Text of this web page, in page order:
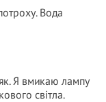
Вода
Я вмикаю лампу
світла.